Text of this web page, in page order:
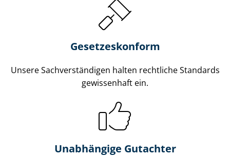
Gesetzes­konform
Unsere Sach­ver­stän­di­gen halten rechtliche Standards
gewissenhaft ein.
Unabhängige Gutachter